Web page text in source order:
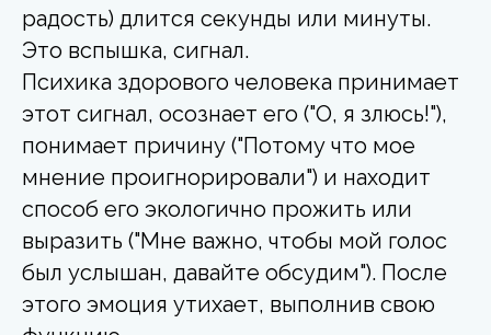
радость) длится секунды или минуты.
Это вспышка, сигнал.
Психика здорового человека принимает
этот сигнал, осознает его ("О, я злюсь!"),
понимает причину ("Потому что мое
мнение проигнорировали") и находит
способ его экологично прожить или
выразить ("Мне важно, чтобы мой голос
был услышан, давайте обсудим"). После
этого эмоция утихает, выполнив свою